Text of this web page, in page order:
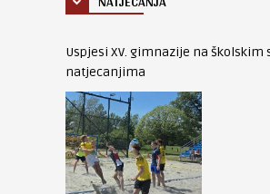
Uspjesi XV. gimnazije na školskim
natjecanjima